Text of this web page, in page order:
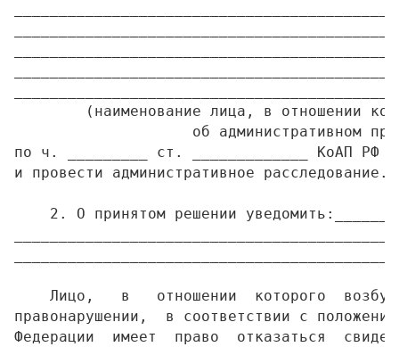
(наименование лица, в отношении
об административном
по ч. _________ ст. _____________ КоАП РФ
и провести административное расследование.
2. О принятом решении
Лицо,   в   отношении  которого
правонарушении,  в соответствии с
Федерации  имеет  право  отказаться